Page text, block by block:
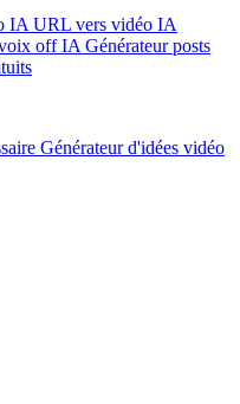
IA URL vers vidéo IA
off IA Générateur posts
Générateur d'idées vidéo